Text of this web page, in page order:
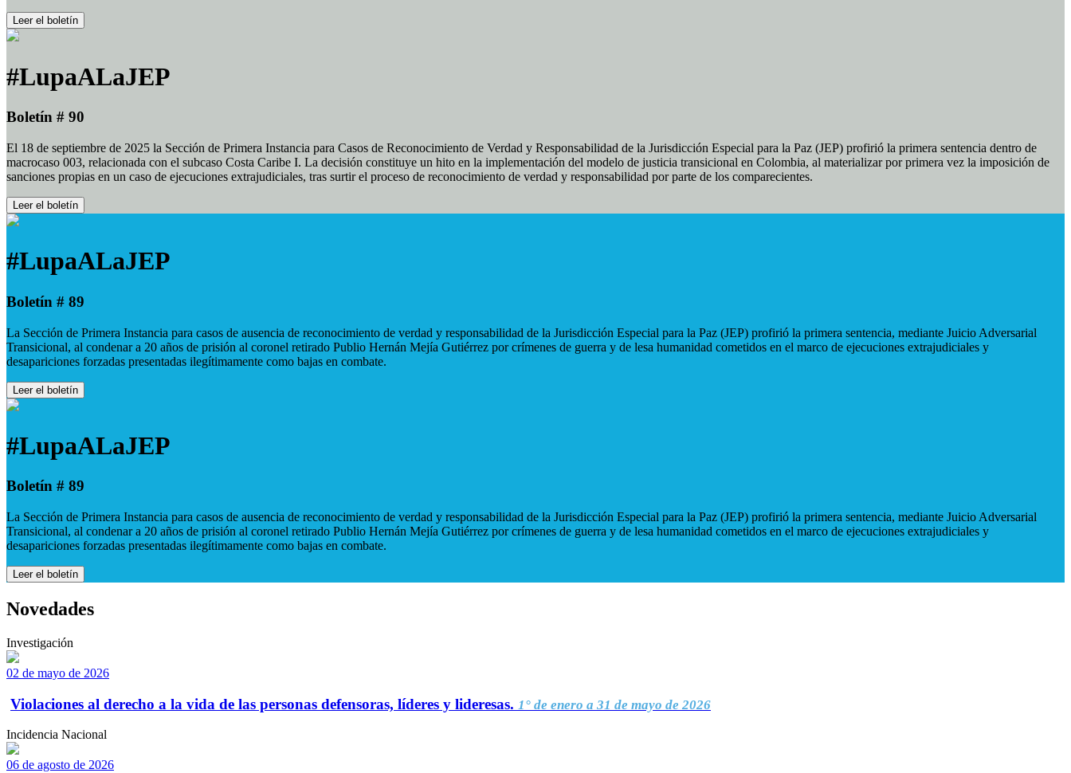
Leer el boletín
#LupaALaJEP
Boletín # 90
El 18 de septiembre de 2025 la Sección de Primera Instancia para Casos de Reconocimiento de Verdad y Responsabilidad de la Jurisdicción Especial para la Paz (JEP) profirió la primera sentencia dentro de
macrocaso 003, relacionada con el subcaso Costa Caribe I. La decisión constituye un hito en la implementación del modelo de justicia transicional en Colombia, al materializar por primera vez la imposición de
sanciones propias en un caso de ejecuciones extrajudiciales, tras surtir el proceso de reconocimiento de verdad y responsabilidad por parte de los comparecientes.
Leer el boletín
#LupaALaJEP
Boletín # 89
La Sección de Primera Instancia para casos de ausencia de reconocimiento de verdad y responsabilidad de la Jurisdicción Especial para la Paz (JEP) profirió la primera sentencia, mediante Juicio Adversarial
Transicional, al condenar a 20 años de prisión al coronel retirado Publio Hernán Mejía Gutiérrez por crímenes de guerra y de lesa humanidad cometidos en el marco de ejecuciones extrajudiciales y
desapariciones forzadas presentadas ilegítimamente como bajas en combate.
Leer el boletín
#LupaALaJEP
Boletín # 89
La Sección de Primera Instancia para casos de ausencia de reconocimiento de verdad y responsabilidad de la Jurisdicción Especial para la Paz (JEP) profirió la primera sentencia, mediante Juicio Adversarial
Transicional, al condenar a 20 años de prisión al coronel retirado Publio Hernán Mejía Gutiérrez por crímenes de guerra y de lesa humanidad cometidos en el marco de ejecuciones extrajudiciales y
desapariciones forzadas presentadas ilegítimamente como bajas en combate.
Leer el boletín
Novedades
Investigación
02 de mayo de 2026
Violaciones al derecho a la vida de las personas defensoras, líderes y lideresas. 1° de enero a 31 de mayo de 2026
Incidencia Nacional
06 de agosto de 2026